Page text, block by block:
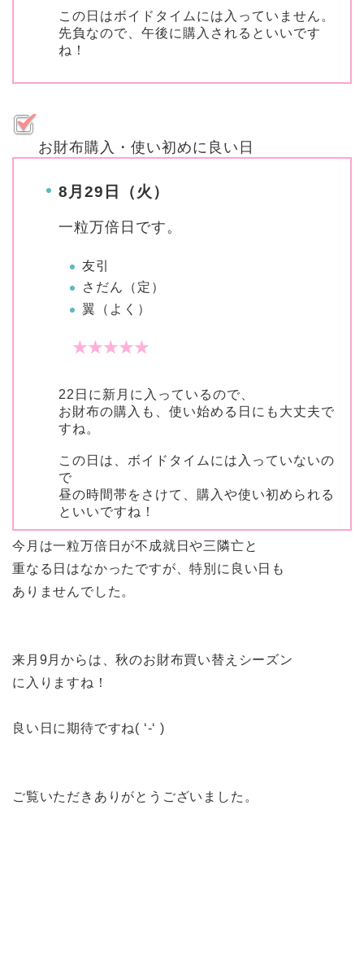
この日はボイドタイムには入っていません。
先負なので、午後に購入されるといいです
ね！
お財布購入・使い初めに良い日
8月29日（火）
一粒万倍日 です。
友引
さだん（定）
翼（よく）
★★★★★
22日に新月に入っているので、
お財布の購入も、使い始める日にも大丈夫で
すね。
この日は、ボイドタイムには入っていないの
で
昼の時間帯をさけて、購入や使い初められる
といいですね！
今月は一粒万倍日が不成就日や三隣亡と
重なる日はなかったですが、特別に良い日も
ありませんでした。
来月9月からは、秋のお財布買い替えシーズン
に入りますね！
良い日に期待ですね( ‘-‘ )
ご覧いただきありがとうございました。